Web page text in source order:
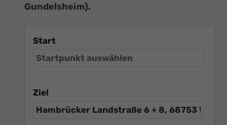
Gundelsheim).
Start
Ziel